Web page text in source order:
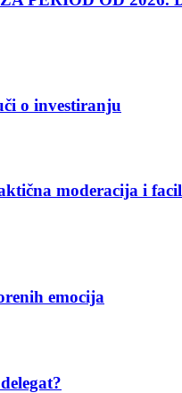
o investiranju
moderacija i
emocija